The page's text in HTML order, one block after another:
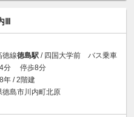
Ⅲ
徳線徳島駅 / 四国大学前 バス乗車
分 停歩8分
年 / 2階建
徳島市川内町北原